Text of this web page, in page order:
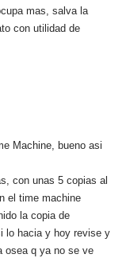
mas, salva la
con utilidad de
Machine, bueno asi
con unas 5 copias al
el time machine
la copia de
lo hacia y hoy revise y
osea q ya no se ve